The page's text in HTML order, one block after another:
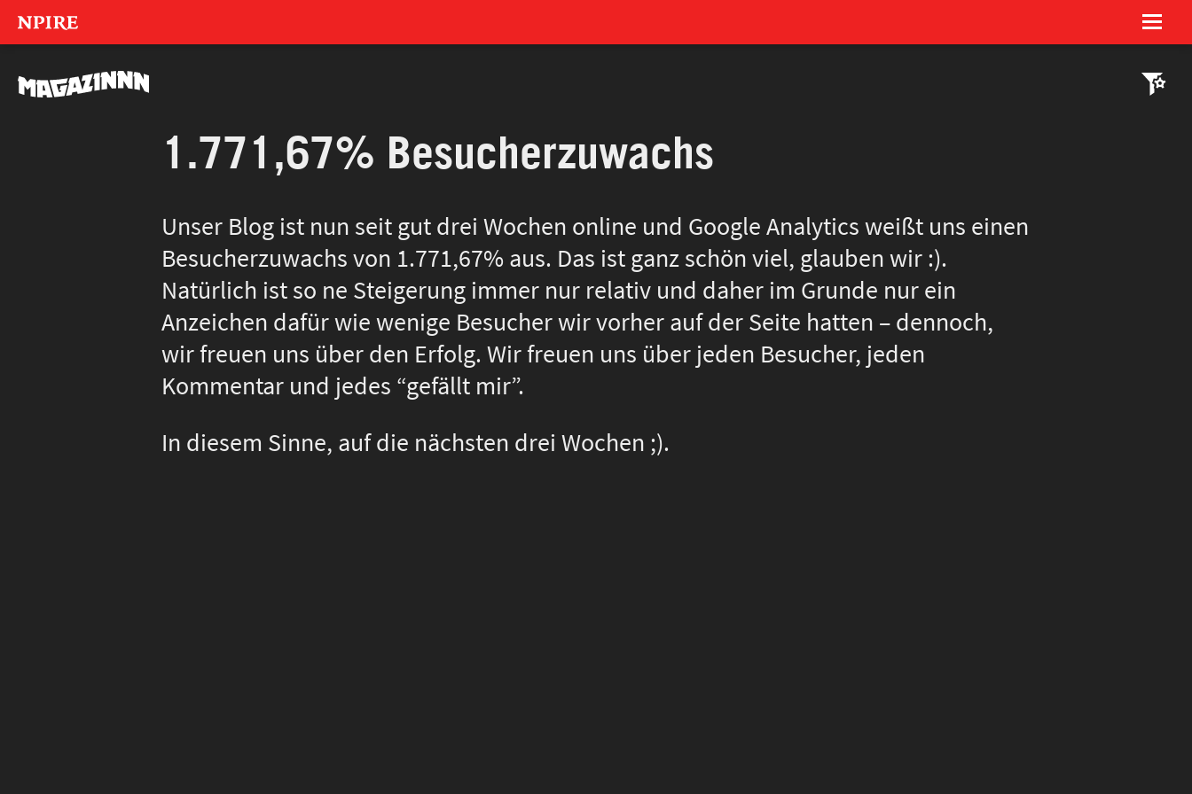
1.771,67% Besucherzuwachs
Unser Blog ist nun seit gut drei Wochen online und Google Analytics weißt uns einen
Besucherzuwachs von 1.771,67% aus. Das ist ganz schön viel, glauben wir :).
Natürlich ist so ne Steigerung immer nur relativ und daher im Grunde nur ein
Anzeichen dafür wie wenige Besucher wir vorher auf der Seite hatten – dennoch,
wir freuen uns über den Erfolg. Wir freuen uns über jeden Besucher, jeden
Kommentar und jedes “gefällt mir”.
In diesem Sinne, auf die nächsten drei Wochen ;).